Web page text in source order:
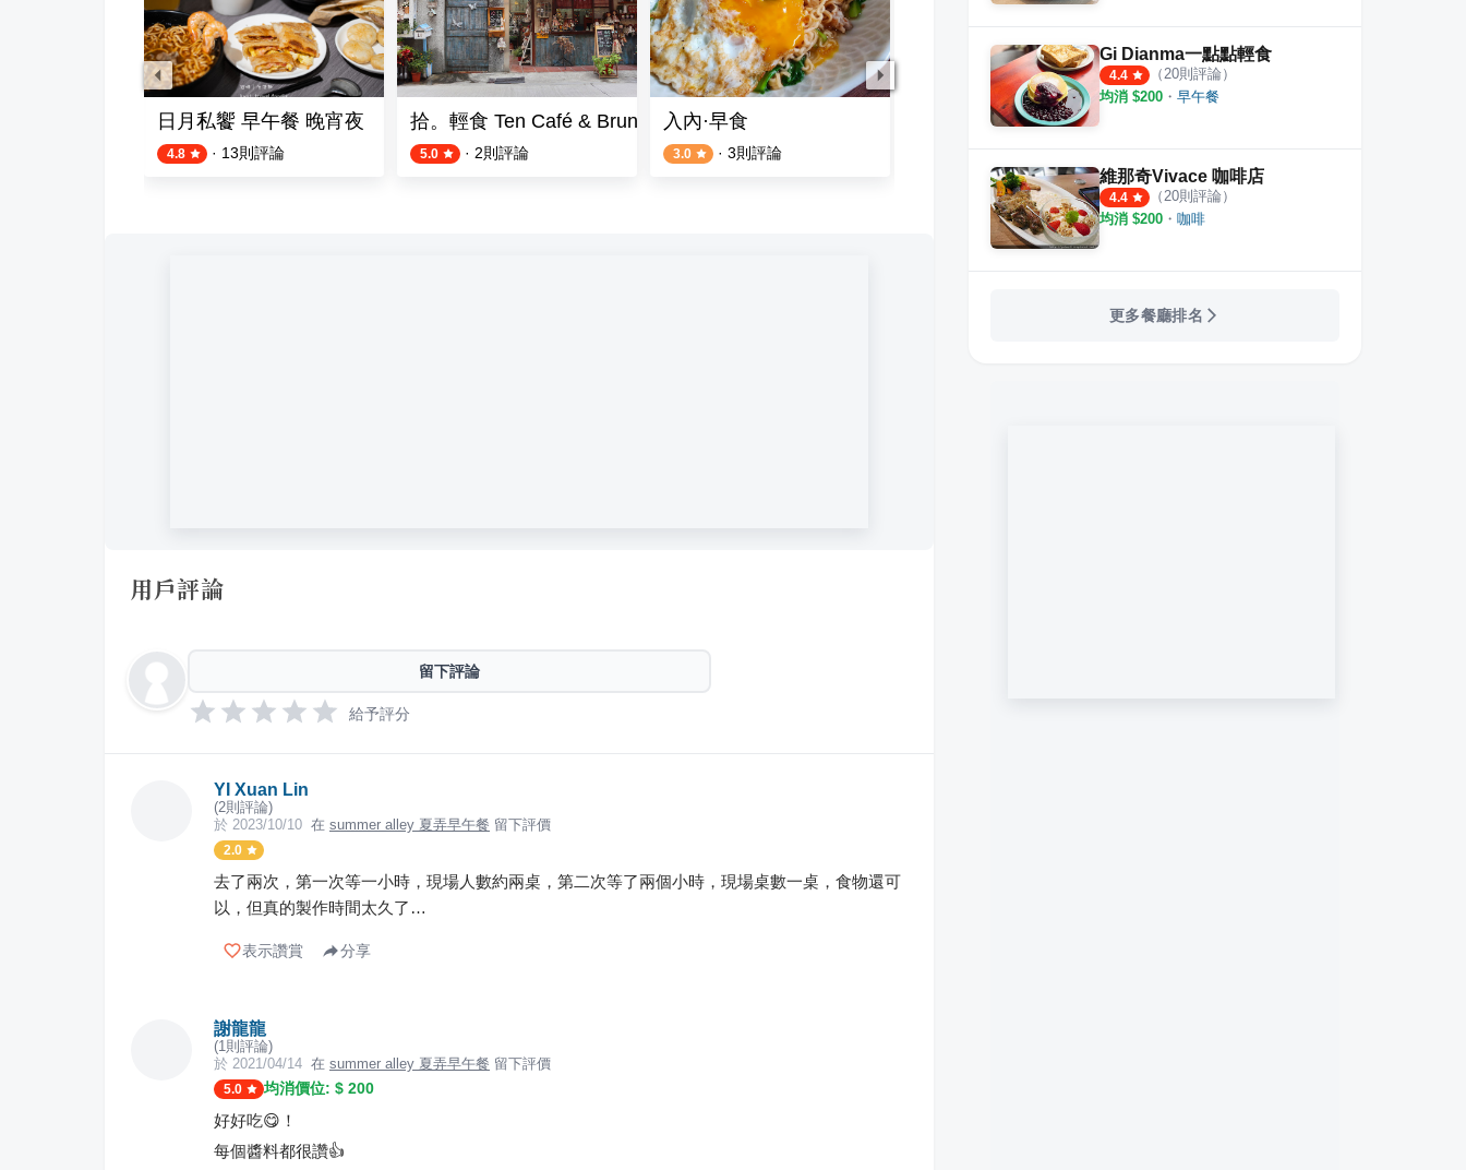
日月私饗 早午餐 晚宵夜
4.8 · 13則評論
拾。輕食 Ten Café & Brunch
5.0 · 2則評論
入內·早食
3.0 · 3則評論
小禾子早餐店
用戶評論
留下評論
給予評分
YI Xuan Lin
(2則評論)
於 2023/10/10 在 summer alley 夏弄早午餐 留下評價
2.0
去了兩次，第一次等一小時，現場人數約兩桌，第二次等了兩個小時，現場桌數一桌，食物還可
以，但真的製作時間太久了…
表示讚賞 分享
謝龍龍
(1 則評論)
於 2021/04/14 在 summer alley 夏弄早午餐 留下評價
5.0 均消價位: $ 200
好好吃😋！
每個醬料都很讚👍
Gi Dianma一點點輕食
4.4 （20則評論）
均消 $200 ・ 早午餐
維那奇Vivace 咖啡店
4.4 （20則評論）
均消 $200 ・ 咖啡
更多餐廳排名